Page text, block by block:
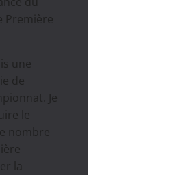
Première
une
de
Je
le
nombre
la